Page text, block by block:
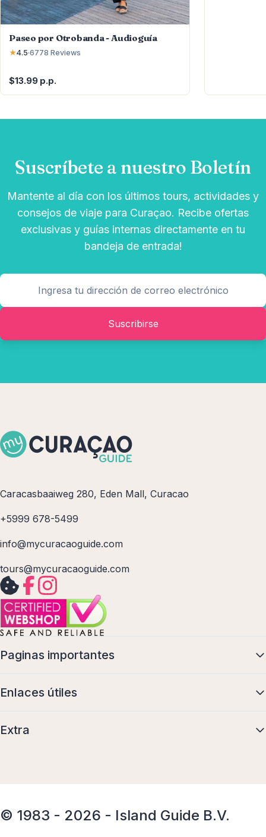
Paseo por Otrobanda - Audioguía
★4.5·6778 Reviews
$13.99 p.p.
Suscríbete a nuestro Boletín
Mantente al día con los últimos tours, actividades y
consejos de viaje para Curaçao. Recibe ofertas
exclusivas y guías internas directamente en tu
bandeja de entrada!
Suscribirse
Caracasbaaiweg 280, Eden Mall, Curacao
+5999 678-5499
info@mycuracaoguide.com
tours@mycuracaoguide.com
Paginas importantes
Enlaces útiles
Extra
© 1983 - 2026 - Island Guide B.V.